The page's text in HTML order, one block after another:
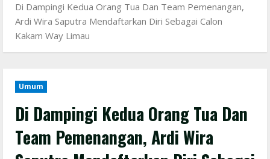
Di Dampingi Kedua Orang Tua Dan Team Pemenangan,
Ardi Wira Saputra Mendaftarkan Diri Sebagai Calon
Kakam Way Limau
Umum
Di Dampingi Kedua Orang Tua Dan
Team Pemenangan, Ardi Wira